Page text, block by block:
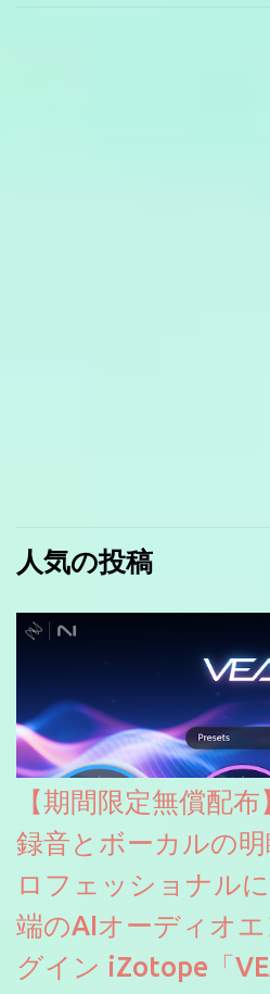
人気の投稿
【期間限定無償配
録音とボーカルの
ロフェッショナル
端のAIオーディオ
グイン iZotope「